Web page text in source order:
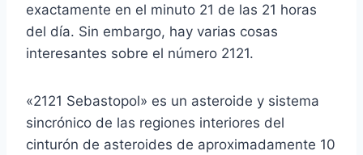
exactamente en el minuto 21 de las 21 horas
del día. Sin embargo, hay varias cosas
interesantes sobre el número 2121.
«2121 Sebastopol» es un asteroide y sistema
sincrónico de las regiones interiores del
cinturón de asteroides de aproximadamente 10